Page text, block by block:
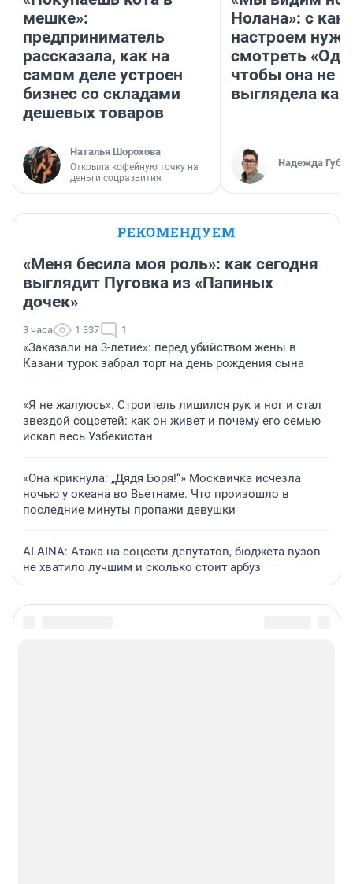
мешке»:
предприниматель
рассказала, как на
самом деле устроен
бизнес со складами
дешевых товаров
Наталья Шорохова
Открыла кофейную точку на
деньги соцразвития
Нолана»: с
настроем
смотреть
чтобы она не
выглядела как
Надежда
РЕКОМЕНДУЕМ
«Меня бесила моя роль»: как сегодня
выглядит Пуговка из «Папиных
дочек»
3 часа 1 337 1
«Заказали на 3-летие»: перед убийством жены в
Казани турок забрал торт на день рождения сына
«Я не жалуюсь». Строитель лишился рук и ног и стал
звездой соцсетей: как он живет и почему его семью
искал весь Узбекистан
«Она крикнула: „Дядя Боря!“» Москвичка исчезла
ночью у океана во Вьетнаме. Что произошло в
последние минуты пропажи девушки
AI-AINA: Атака на соцсети депутатов, бюджета вузов
не хватило лучшим и сколько стоит арбуз